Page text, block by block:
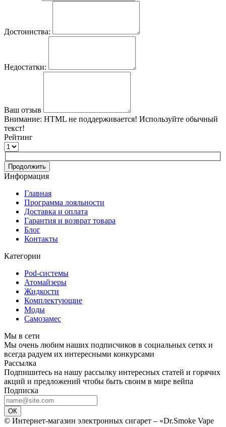
Достоинства:
Недостатки:
Ваш отзыв
Внимание: HTML не поддерживается! Используйте обычный
текст!
Рейтинг
Продолжить
Информация
Главная
Программа лояльности
Доставка и оплата
Гарантия и возврат товара
Блог
Контакты
Категории
Pod-системы
Атомайзеры
Жидкости
Комплектующие
Моды
Самозамес
Мы в сети
Мы очень любим наших подписчиков в социальных сетях и
всегда радуем их интересными конкурсами
Рассылка
Подпишитесь на нашу рассылку интересных статей и горячих
акций и предложений чтобы быть своим в мире вейпа
Подписка
ОК
© Интернет-магазин электронных сигарет – «Dr.Smoke Vape